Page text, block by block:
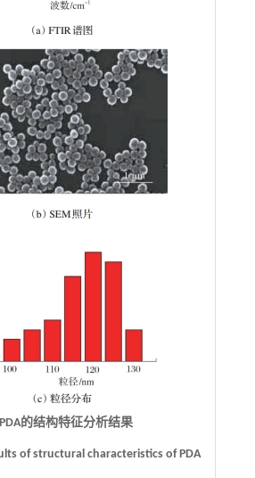
的结构特征分析结果
of structural characteristics of PDA